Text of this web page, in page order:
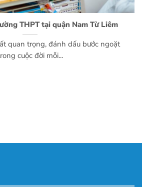
THPT tại quận Nam Từ Liêm
quan trọng, đánh dấu bước ngoặt
cuộc đời mỗi...